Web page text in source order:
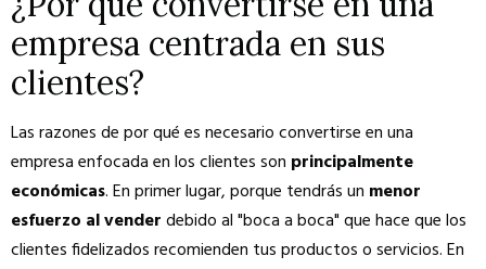
empresa centrada en sus
clientes?
Las razones de por qué es necesario convertirse en una
empresa enfocada en los clientes son principalmente
económicas. En primer lugar, porque tendrás un menor
esfuerzo al venderdebido al "boca a boca" que hace que los
clientes fidelizados recomienden tus productos o servicios. En